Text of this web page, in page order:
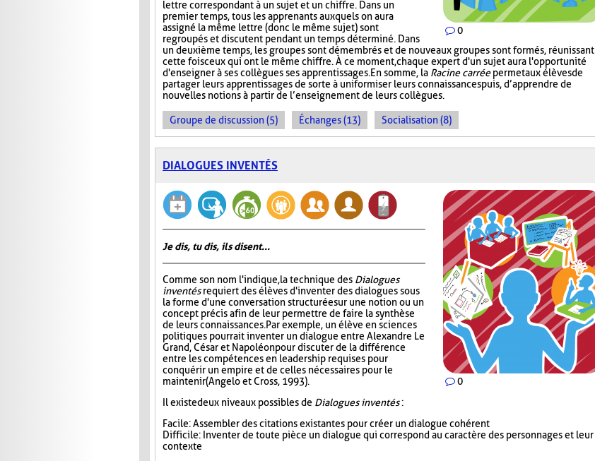
0
lettre correspondant à un sujet et un chiffre. Dans un
premier temps, tous les apprenants auxquels on aura
assigné la même lettre (donc le même sujet) sont
regroupés et discutent pendant un temps déterminé. Dans
un deuxième temps, les groupes sont démembrés et de nouveaux groupes sont formés, réunissant
cette fois ceux qui ont le même chiffre. À ce moment, chaque expert d'un sujet aura l'opportunité
d'enseigner à ses collègues ses apprentissages. En somme, la Racine carréepermet aux élèves de
partager leurs apprentissages de sorte à uniformiser leurs connaissances puis, d’apprendre de
nouvelles notions à partir de l’enseignement de leurs collègues.
Groupe de discussion (5) Échanges (13) Socialisation (8)
DIALOGUES INVENTÉS
0
Je dis, tu dis, ils disent...
Comme son nom l'indique, la technique des Dialogues
inventésrequiert des élèves d'inventer des dialogues sous
la forme d'une conversation structurée sur une notion ou un
concept précis afin de leur permettre de faire la synthèse
de leurs connaissances. Par exemple, un élève en sciences
politiques pourrait inventer un dialogue entre Alexandre Le
Grand, César et Napoléon pour discuter de la différence
entre les compétences en leadership requises pour
conquérir un empire et de celles nécessaires pour le
maintenir (Angelo et Cross, 1993).
Il existe deux niveaux possibles de Dialogues inventés:
Facile : Assembler des citations existantes pour créer un dialogue cohérent
Difficile : Inventer de toute pièce un dialogue qui correspond au caractère des personnages et leur
contexte